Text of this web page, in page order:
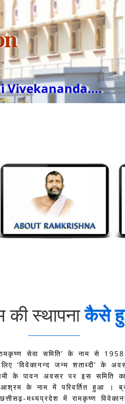
Vivekananda....
स्थापनाकैसे
सेवा समिति’ के नाम से
‘विवेकानन्द जन्म शताब्दी’
के पावन अवसर पर इस
के नाम में परिवर्तित हुआ ।
मध्यप्रदेश में रामकृष्ण